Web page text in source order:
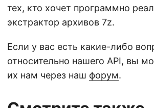
тех, кто хочет программно
экстрактор архивов 7z.
Если у вас есть какие-либо
относительно нашего API, вы
их нам через наш форум.